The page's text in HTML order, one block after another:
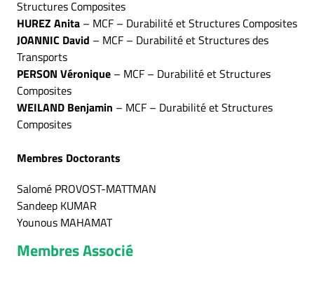
Structures Composites
HUREZ Anita – MCF – Durabilité et Structures Composites
JOANNIC David – MCF – Durabilité et Structures des
Transports
PERSON Véronique – MCF – Durabilité et Structures
Composites
WEILAND Benjamin – MCF – Durabilité et Structures
Composites
Membres Doctorants
Salomé PROVOST-MATTMAN
Sandeep KUMAR
Younous MAHAMAT
MembresAssocié